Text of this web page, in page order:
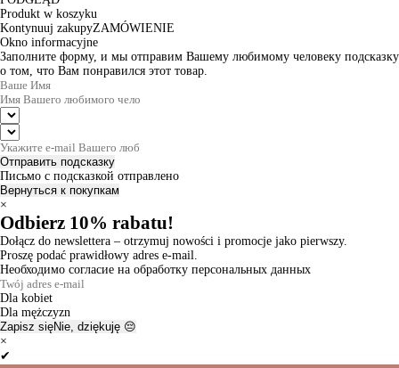
Produkt w koszyku
Kontynuuj zakupyZAMÓWIENIE
Okno informacyjne
Заполните форму, и мы отправим Вашему любимому человеку подсказку
о том, что Вам понравился этот товар.
Отправить подсказку
Письмо с подсказкой отправлено
Вернуться к покупкам
×
Odbierz 10% rabatu!
Dołącz do newslettera – otrzymuj nowości i promocje jako pierwszy.
Proszę podać prawidłowy adres e-mail.
Необходимо согласие на обработку персональных данных
Dla kobiet
Dla mężczyzn
Zapisz sięNie, dziękuję 😔
×
✔